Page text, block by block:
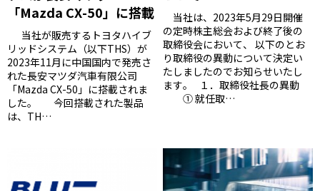
「Mazda CX-50」に搭載
当社が販売するトヨタハイブ
リッドシステム（以下THS）が
2023年11月に中国国内で発売さ
れた長安マツダ汽車有限公司
「Mazda CX-50」に搭載されま
した。 今回搭載された製品
は、TH…
当社は、2023年5月29日開催
の定時株主総会および終了後の
取締役会において、 以下のとお
り取締役の異動について決定い
たしましたのでお知らせいたし
ます。 １．取締役社長の異動
① 就任取…